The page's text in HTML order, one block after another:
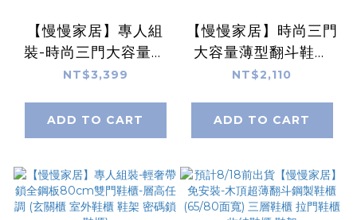
【慢慢家居】專人組
裝-時尚三門大容量薄
型翻斗鞋櫃(收納鞋櫃
現代風)
NT$3,399
ADD TO CART
【慢慢家居】時尚三門
大容量薄型翻斗鞋櫃
(收納鞋櫃 玄關櫃 收納
NT$2,110
ADD TO CART